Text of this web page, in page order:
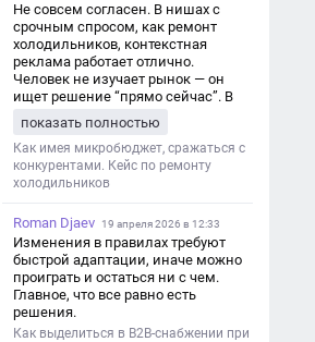
Не совсем согласен. В нишах с
срочным спросом, как ремонт
холодильников, контекстная
реклама работает отлично.
Человек не изучает рынок — он
ищет решение “прямо сейчас”. В
и ловит самый горячий трафик,
тогда как SEO в таких задачах
просто не успевает.
показать полностью
Как имея микробюджет, сражаться с
конкурентами. Кейс по ремонту
холодильников
Roman Djaev 19 апреля 2026 в 12:33
Изменения в правилах требуют
быстрой адаптации, иначе можно
проиграть и остаться ни с чем.
Главное, что все равно есть
решения.
Как выделиться в B2B-снабжении при